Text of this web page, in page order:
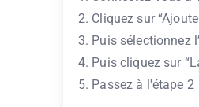
Cliquez sur
Puis sélectionnez
Puis cliquez sur
Passez à l'étape 2